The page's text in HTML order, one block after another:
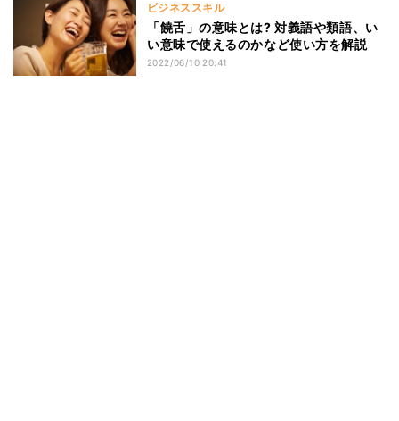
ビジネススキル
「饒舌」の意味とは? 対義語や類語、い
い意味で使えるのかなど使い方を解説
2022/06/10 20:41